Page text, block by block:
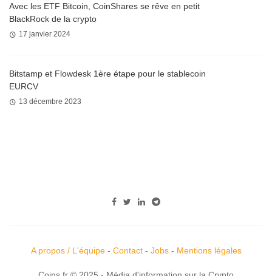
Avec les ETF Bitcoin, CoinShares se rêve en petit
BlackRock de la crypto
17 janvier 2024
Bitstamp et Flowdesk 1ère étape pour le stablecoin
EURCV
13 décembre 2023
A propos / L'équipe- Contact- Jobs- Mentions légales